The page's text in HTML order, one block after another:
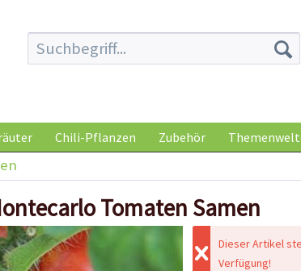
Chili-Pflanzen Zubehör
Tomaten Samen
Dieser Artikel
Verfügung!